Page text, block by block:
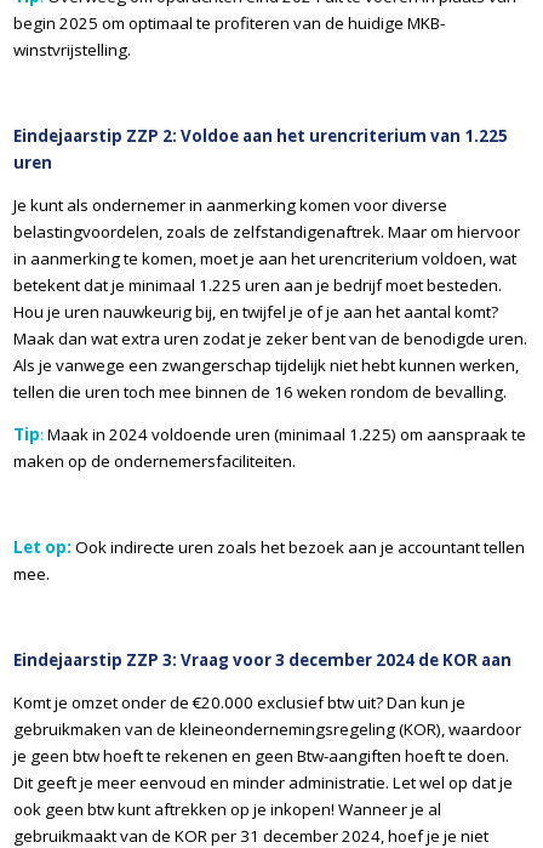
begin 2025 om optimaal te profiteren van de huidige MKB-
winstvrijstelling.
Eindejaarstip ZZP 2: Voldoe aan het urencriterium van 1.225
uren
Je kunt als ondernemer in aanmerking komen voor diverse
belastingvoordelen, zoals de zelfstandigenaftrek. Maar om hiervoor
in aanmerking te komen, moet je aan het urencriterium voldoen, wat
betekent dat je minimaal 1.225 uren aan je bedrijf moet besteden.
Hou je uren nauwkeurig bij, en twijfel je of je aan het aantal komt?
Maak dan wat extra uren zodat je zeker bent van de benodigde uren.
Als je vanwege een zwangerschap tijdelijk niet hebt kunnen werken,
tellen die uren toch mee binnen de 16 weken rondom de bevalling.
Tip: Maak in 2024 voldoende uren (minimaal 1.225) om aanspraak te
maken op de ondernemersfaciliteiten.
Let op: Ook indirecte uren zoals het bezoek aan je accountant tellen
mee.
Eindejaarstip ZZP 3: Vraag voor 3 december 2024 de KOR aan
Komt je omzet onder de €20.000 exclusief btw uit? Dan kun je
gebruikmaken van de kleineondernemingsregeling (KOR), waardoor
je geen btw hoeft te rekenen en geen Btw-aangiften hoeft te doen.
Dit geeft je meer eenvoud en minder administratie. Let wel op dat je
ook geen btw kunt aftrekken op je inkopen! Wanneer je al
gebruikmaakt van de KOR per 31 december 2024, hoef je je niet